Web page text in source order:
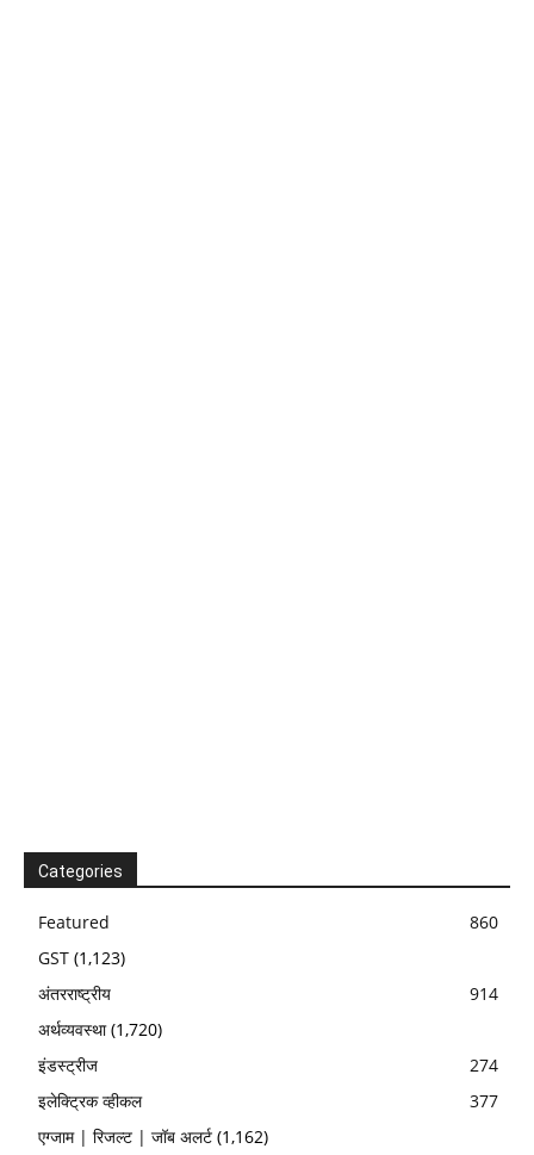
Categories
Featured
860
GST (1,123)
अंतरराष्ट्रीय
914
अर्थव्यवस्था(1,720)
इंडस्ट्रीज
274
इलेक्ट्रिक व्हीकल
377
एग्जाम | रिजल्ट | जॉब अलर्ट (1,162)